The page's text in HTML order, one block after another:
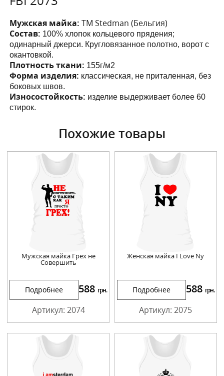
Мужская майка:ТМ Stedman (Бельгия)
Состав: 100% хлопок кольцевого прядения;
одинарный джерси. Кругловязанное полотно, ворот с
окантовкой.
Плотность ткани: 155г/м2
Форма изделия: классическая, не приталенная, без
боковых швов.
Износостойкость: изделие выдерживает более 60
стирок.
Похожие товары
Мужская майка Грех не
Совершить
Подробнее 588 грн.
Артикул: 2074
Женская майка I Love Ny
Подробнее 588 грн.
Артикул: 2075